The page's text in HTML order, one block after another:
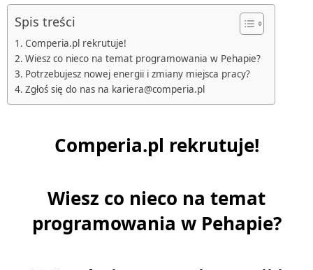
Spis treści
Comperia.pl rekrutuje!
Wiesz co nieco na temat programowania w Pehapie?
Potrzebujesz nowej energii i zmiany miejsca pracy?
Zgłoś się do nas na kariera@comperia.pl
Comperia.pl rekrutuje!
Wiesz co nieco na temat
programowania w Pehapie?